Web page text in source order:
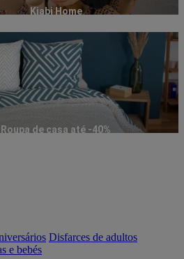
Kiabi Home
Roupa de casa até -40%
Disfarces de adultos
e bebés